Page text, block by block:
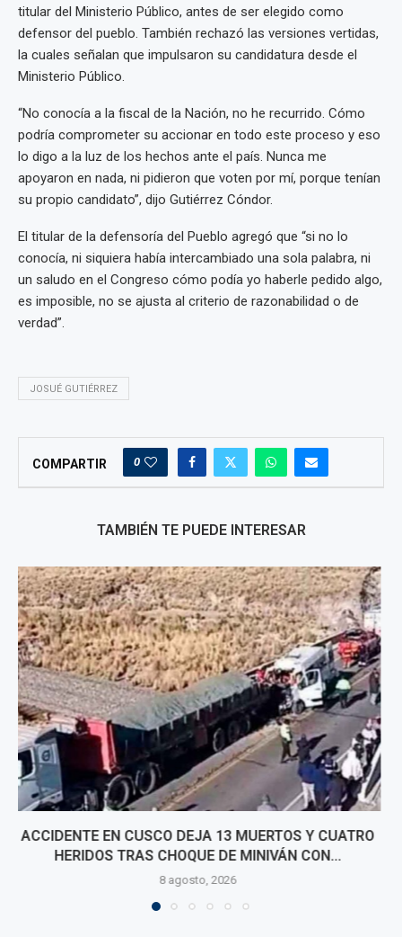
titular del Ministerio Público, antes de ser elegido como
defensor del pueblo. También rechazó las versiones vertidas,
la cuales señalan que impulsaron su candidatura desde el
Ministerio Público.
“No conocía a la fiscal de la Nación, no he recurrido. Cómo
podría comprometer su accionar en todo este proceso y eso
lo digo a la luz de los hechos ante el país. Nunca me
apoyaron en nada, ni pidieron que voten por mí, porque tenían
su propio candidato”, dijo Gutiérrez Cóndor.
El titular de la defensoría del Pueblo agregó que “si no lo
conocía, ni siquiera había intercambiado una sola palabra, ni
un saludo en el Congreso cómo podía yo haberle pedido algo,
es imposible, no se ajusta al criterio de razonabilidad o de
verdad”.
JOSUÉ GUTIÉRREZ
COMPARTIR 0
TAMBIÉN TE PUEDE INTERESAR
COFOPRI INICIARÁ TITULACIÓN DE VIVIENDAS
AFECTADAS POR SISMO EN PUMPUNYA, CHUPACA
7 agosto, 2026